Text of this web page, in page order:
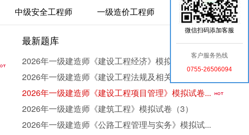
中级安全工程师 一级造价工程师
最新题库
2026年一级建造师《建设工程经济》模拟试卷（3）
2026年一级建造师《建设工程法规及相关知识》模...
2026年一级建造师《建设工程项目管理》模拟试卷...
2026年一级建造师《建筑工程》模拟试卷（3）
2026年一级建造师《公路工程管理与实务》模拟试...
考
微信扫码添加客服
客户服务热线
0755-26506094